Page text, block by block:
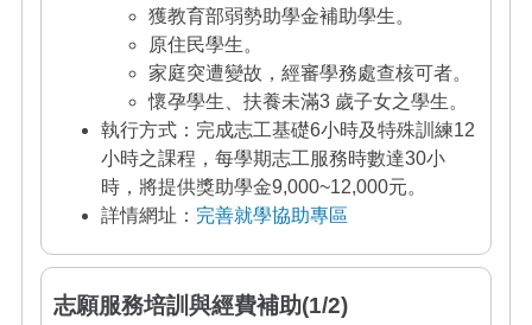
獲教育部弱勢助學金補助學生。
原住民學生。
家庭突遭變故，經審學務處查核可者。
懷孕學生、扶養未滿3 歲子女之學生。
執行方式：完成志工基礎6小時及特殊訓練12
小時之課程，每學期志工服務時數達30小
時，將提供獎助學金9,000~12,000元。
詳情網址： 完善就學協助專區
志願服務培訓與經費補助(1/2)